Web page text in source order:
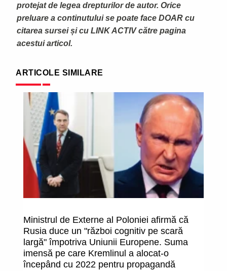
protejat de legea drepturilor de autor. Orice
preluare a continutului se poate face DOAR cu
citarea sursei și cu LINK ACTIV către pagina
acestui articol.
ARTICOLE SIMILARE
Ministrul de Externe al Poloniei afirmă că
Rusia duce un "război cognitiv pe scară
largă" împotriva Uniunii Europene. Suma
imensă pe care Kremlinul a alocat-o
începând cu 2022 pentru propagandă